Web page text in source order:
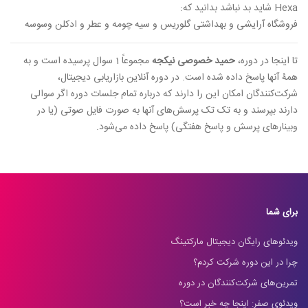
Hexa شاید بد نباشد بدانید که:
فروشگاه آرایشی و بهداشتی گلوریس و سیه چومه و عطر و ادکلن وسوسه
تا اینجا در دوره، حمید خصوصی نیکجه
مجموعاً 1 سوال پرسیده است و به
همۀ آنها پاسخ داده شده است. در دوره آنلاین بازاریابی دیجیتال،
شرکت‌کنندگان امکان این را دارند که درباره تمام جلسات دوره اگر سوالی
دارند بپرسند و به تک تک پرسش‌های آنها به صورت فایل صوتی (یا در
وبینارهای پرسش و پاسخ هفتگی) پاسخ داده می‌شود.
برای شما
ویدئوهای رایگان دیجیتال مارکتینگ
چرا در این دوره شرکت کردم؟
تمرین‌های شرکت‌کنندگان در دوره
ویدئوی صفر: اینجا چه خبر است؟